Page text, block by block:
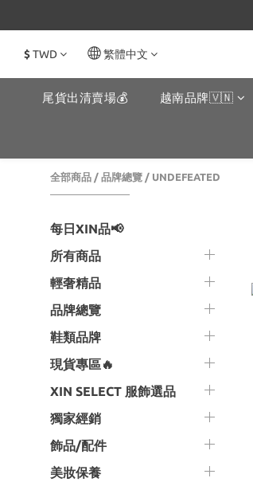
$TWD 繁體中文
尾貨出清賣場💰 越南品牌🇻🇳
全部商品 / 品牌總覽 / UNDEFEATED
每日XIN品📢
所有商品
輕奢精品
品牌總覽
鞋類品牌
現貨專區🔥
XIN SELECT 服飾選品
獨家經銷
飾品/配件
美妝保養